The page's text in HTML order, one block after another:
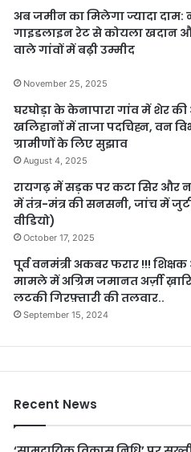
अब जमीन का मिलेगा ज्यादा दाम:
गाइडलाइन रेट से कोयला खदान
वाले गांवों में बढ़ी उम्मीद
November 25, 2025
घरघोड़ा के केनापारा गांव में शेर
खलिहानों में ताजा पदचिह्न, वन
ग्रामीणों के लिए सुझाव
August 4, 2025
रायगढ़ में सड़क पर कटा सिर और
में तंत्र-मंत्र की सनसनी, जांच में
वीडियो)
October 17, 2025
पूर्व वनमंत्री अकबर फरार !!!
मामले में अग्रिम जमानत अर्ज़ी
लटकी गिरफ़्तारी की तलवार..
September 15, 2024
Recent News